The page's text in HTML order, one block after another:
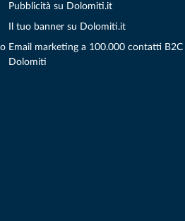
Pubblicità su Dolomiti.it
Il tuo banner su Dolomiti.it
Email marketing a 100.000 contatti B2C
Dolomiti